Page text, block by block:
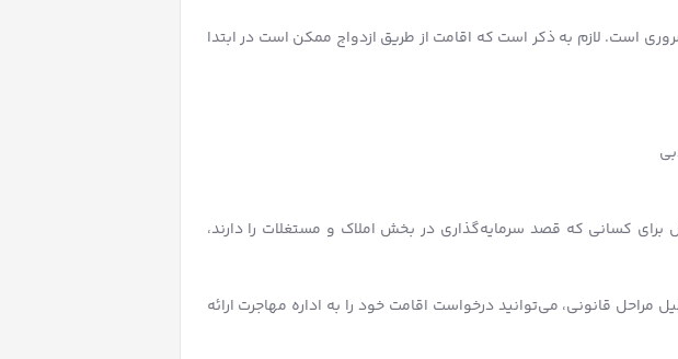
است. لازم به ذکر است که اقامت از طریق ازدواج ممکن است در ابتدا
کسانی که قصد سرمایه‌گذاری در بخش املاک و مستغلات را دارند،
قانونی، می‌توانید درخواست اقامت خود را به اداره مهاجرت ارائه